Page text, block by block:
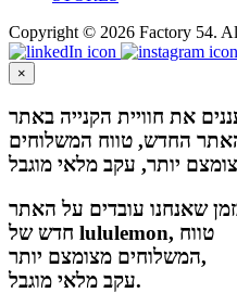
Copyright © 2026 Factory 54.
×
החדש, טווח המשלוחים
שאנחנו עובדים על האתר
חדש של lululemon, טווח
המשלוחים מצומצם יותר,
עקב מלאי מוגבל.